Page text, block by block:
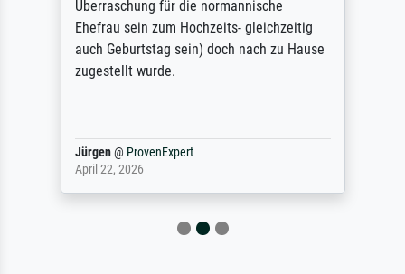
Überraschung für die normannische
Ehefrau sein zum Hochzeits- gleichzeitig
auch Geburtstag sein) doch nach zu Hause
zugestellt wurde.
Jürgen@ ProvenExpert
April 22, 2026